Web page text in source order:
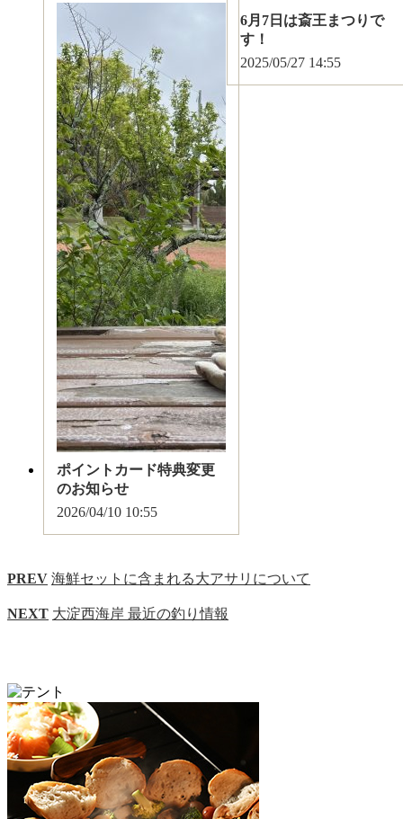
ポイントカード特典変更
のお知らせ
2026/04/10 10:55
6月7日は斎王まつりで
す！
2025/05/27 14:55
PREV 海鮮セットに含まれる大アサリについて
NEXT 大淀西海岸 最近の釣り情報